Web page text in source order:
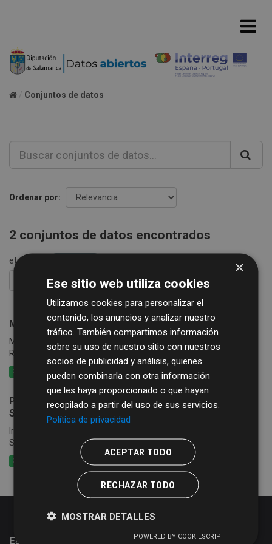
Conjuntos de datos
Ordenar por
2 conjuntos de datos encontrados
etiquetas:
FILTRAR RESULTADOS
Modificaciones Presupuestarias: Ingresos
Modificaciones Presupuestarias de la Diputación de Salamanca.
Resumen de ingresos
XLSX XML
Presupuestos de ingresos de la Diputación de
Salamanca
Información sobre Presupuestos de ingresos de la Diputación de
Salamanca
XLSX
Estadísticas del portal de datos abiertos
×
Ese sitio web utiliza cookies
Utilizamos cookies para personalizar el
contenido, los anuncios y analizar nuestro
tráfico. También compartimos información
sobre su uso de nuestro sitio con nuestros
socios de publicidad y análisis, quienes
pueden combinarla con otra información
que les haya proporcionado o que hayan
recopilado a partir del uso de sus servicios.
Política de privacidad
ACEPTAR TODO
RECHAZAR TODO
MOSTRAR DETALLES
POWERED BY COOKIESCRIPT